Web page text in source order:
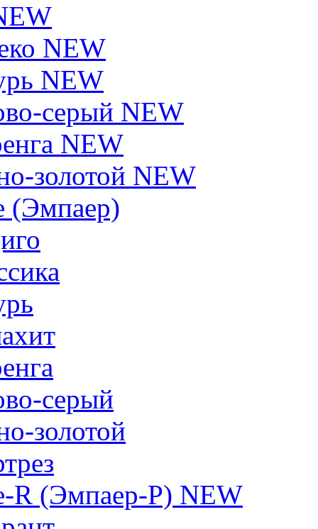
NEW
NEW
серый NEW
NEW
золотой NEW
(Эмпаер)
серый
золотой
R (Эмпаер-P) NEW